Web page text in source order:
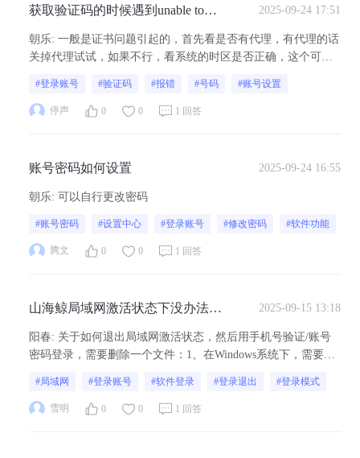
获取验证码的时候遇到unable to
2025-09-24 17:51
朝乐: 一般是证书问题引起的，首先看是否有代理，有代理的话
关掉代理试试，如果不行，看系统的时区是否正确，这个可能
#登录账号 #验证码 #报错 #号码 #账号设置
停声 0 0 1 回答
账号密码如何设置 2025-09-24 16:55
朝乐: 可以自行更改密码
#账号密码 #设置中心 #登录账号 #修改密码 #软件功能
腾文 0 0 1 回答
山海鲸局域网激活状态下没办法转
2025-09-15 13:18
阳春: 关于如何退出局域网激活状态，然后用手机号验证/账号
密码登录，需要删除一个文件：1、在Windows系统下，需要将
2、在Linux系统下，需要在这个目录下找一下LanStorage然后删
掉：~/...
#局域网 #登录账号 #软件登录 #登录退出 #登录模式
雪明 0 0 1 回答